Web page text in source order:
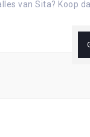
van Sita? Koop